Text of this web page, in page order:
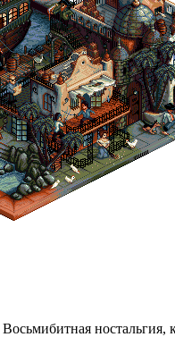
ностальгия,